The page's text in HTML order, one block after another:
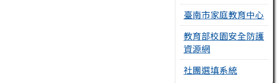
臺南市家庭教育中心
教育部校園安全防護
資源網
社團選填系統